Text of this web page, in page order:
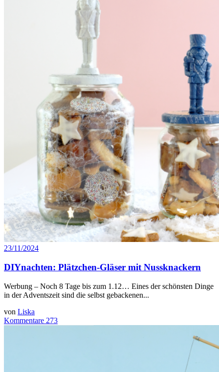
23/11/2024
DIYnachten: Plätzchen-Gläser mit Nussknackern
Werbung – Noch 8 Tage bis zum 1.12… Eines der schönsten Dinge
in der Adventszeit sind die selbst gebackenen...
von Liska
Kommentare 273